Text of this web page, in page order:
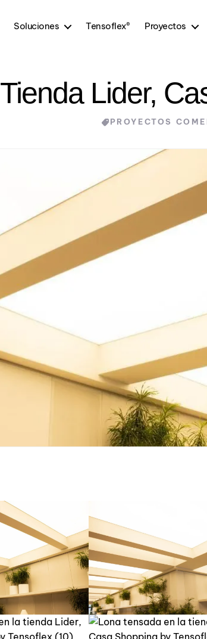
Soluciones Tensoflex® Proyectos
Tienda Lider,
PROYECTOS